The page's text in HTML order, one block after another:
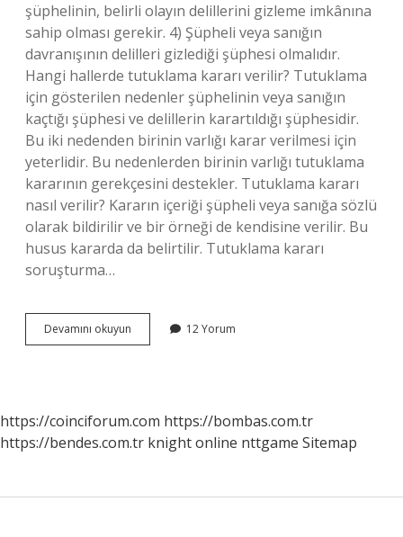
şüphelinin, belirli olayın delillerini gizleme imkânına
sahip olması gerekir. 4) Şüpheli veya sanığın
davranışının delilleri gizlediği şüphesi olmalıdır.
Hangi hallerde tutuklama kararı verilir? Tutuklama
için gösterilen nedenler şüphelinin veya sanığın
kaçtığı şüphesi ve delillerin karartıldığı şüphesidir.
Bu iki nedenden birinin varlığı karar verilmesi için
yeterlidir. Bu nedenlerden birinin varlığı tutuklama
kararının gerekçesini destekler. Tutuklama kararı
nasıl verilir? Kararın içeriği şüpheli veya sanığa sözlü
olarak bildirilir ve bir örneği de kendisine verilir. Bu
husus kararda da belirtilir. Tutuklama kararı
soruşturma…
Devamını okuyun Tutuklamanın
Maddi
12 Yorum
https://coinciforum.com https://bombas.com.tr
https://bendes.com.tr knight online nttgame Sitemap